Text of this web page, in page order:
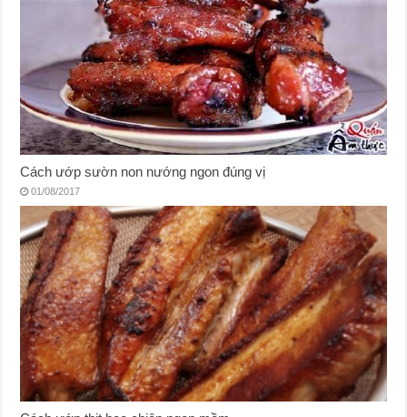
Cách ướp sườn non nướng ngon đúng vị
01/08/2017